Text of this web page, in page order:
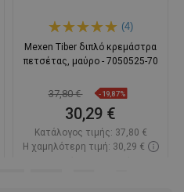
(4)
Mexen Tiber διπλό κρεμάστρα
πετσέτας, μαύρο - 7050525-70
37,80 € -19,87%
30,29 €
Κατάλογος τιμής: 37,80 €
Η χαμηλότερη τιμή: 30,29 €